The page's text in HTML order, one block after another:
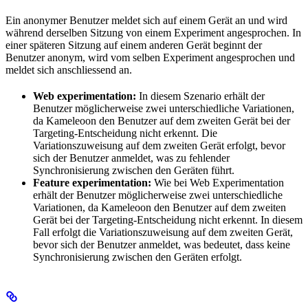
Ein anonymer Benutzer meldet sich auf einem Gerät an und wird
während derselben Sitzung von einem Experiment angesprochen. In
einer späteren Sitzung auf einem anderen Gerät beginnt der
Benutzer anonym, wird vom selben Experiment angesprochen und
meldet sich anschliessend an.
Web experimentation: In diesem Szenario erhält der
Benutzer möglicherweise zwei unterschiedliche Variationen,
da Kameleoon den Benutzer auf dem zweiten Gerät bei der
Targeting-Entscheidung nicht erkennt. Die
Variationszuweisung auf dem zweiten Gerät erfolgt, bevor
sich der Benutzer anmeldet, was zu fehlender
Synchronisierung zwischen den Geräten führt.
Feature experimentation: Wie bei Web Experimentation
erhält der Benutzer möglicherweise zwei unterschiedliche
Variationen, da Kameleoon den Benutzer auf dem zweiten
Gerät bei der Targeting-Entscheidung nicht erkennt. In diesem
Fall erfolgt die Variationszuweisung auf dem zweiten Gerät,
bevor sich der Benutzer anmeldet, was bedeutet, dass keine
Synchronisierung zwischen den Geräten erfolgt.